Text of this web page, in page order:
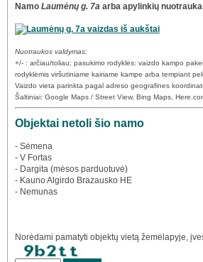
Namo Laumėnų g. 7a arba apylinkių
Nuotraukos valdymas:
+/- : arčiau/toliau; pasukimo rodyklės: vaizdo kampo
rodyklėmis viršutiniame kairiame kampe arba tempiant
Vaizdo vieta parinkta pagal adreso geografines
Šaltiniai: Google Maps / Street View, Bing Maps,
Objektai netoli šio namo
- Sėmena
- V Fortas
- Dargita (mėsos parduotuvė)
- Kauno Algirdo Brazausko HE
- Nemunas
Norėdami pamatyti objektų vietą žemėlapyje,